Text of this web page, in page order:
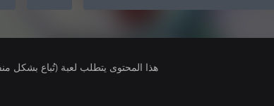
هذا المحتوى يتطلب لعبة (تُباع بشكل